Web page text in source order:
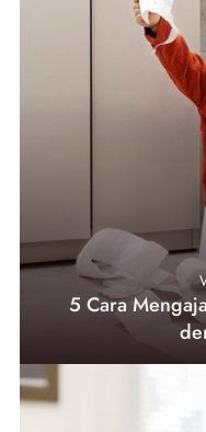
5 Cara